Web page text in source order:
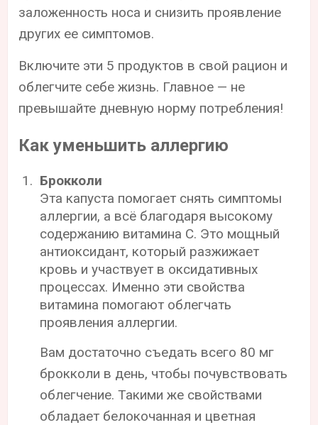
заложенность носа и снизить проявление
других ее симптомов.
Включите эти 5 продуктов в свой рацион и
облегчите себе жизнь. Главное — не
превышайте дневную норму потребления!
Как уменьшить аллергию
Брокколи
Эта капуста помогает снять симптомы
аллергии, а всё благодаря высокому
содержанию витамина С. Это мощный
антиоксидант, который разжижает
кровь и участвует в оксидативных
процессах. Именно эти свойства
витамина помогают облегчать
проявления аллергии.
Вам достаточно съедать всего 80 мг
брокколи в день, чтобы почувствовать
облегчение. Такими же свойствами
обладает белокочанная и цветная